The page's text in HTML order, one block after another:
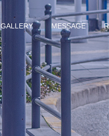
GALLERY MESSAGE